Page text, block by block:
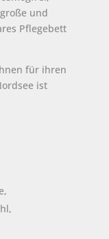
und
Pflegebett
für ihren
ist